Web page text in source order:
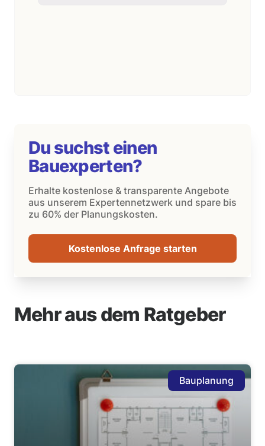
Du suchst einen
Bauexperten?
Erhalte kostenlose & transparente Angebote
aus unserem Expertennetzwerk und spare bis
zu 60% der Planungskosten.
Kostenlose Anfrage starten
Mehr aus dem Ratgeber
Bauplanung